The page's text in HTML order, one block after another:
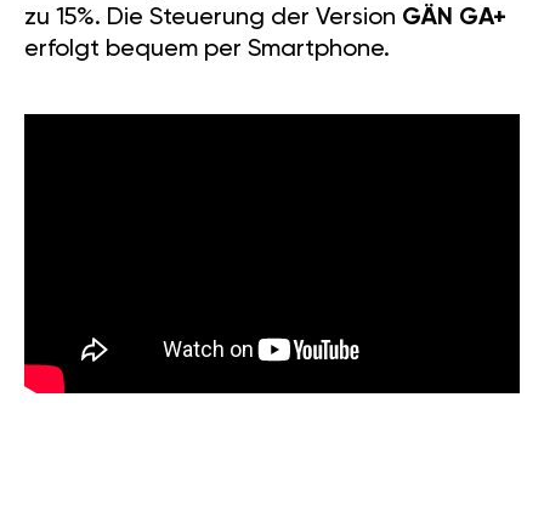
zu 15%. Die Steuerung der Version GÄN GA+
erfolgt bequem per Smartphone.